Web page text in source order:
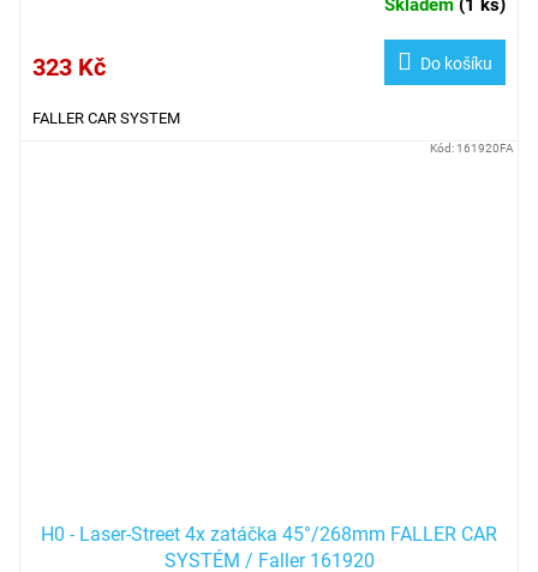
Skladem (1 ks)
323 Kč Do košíku
FALLER CAR SYSTEM
H0 - Laser-Street 4x zatáčka 45°/268mm FALLER CAR
SYSTÉM / Faller 161920
Kód: 161920FA